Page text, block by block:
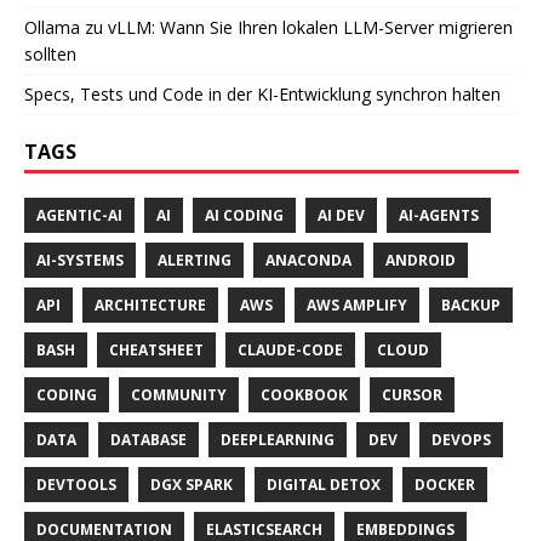
Ollama zu vLLM: Wann Sie Ihren lokalen LLM-Server migrieren
sollten
Specs, Tests und Code in der KI-Entwicklung synchron halten
TAGS
AGENTIC-AI AI AI CODING AI DEV AI-AGENTS
AI-SYSTEMS ALERTING ANACONDA ANDROID
API ARCHITECTURE AWS AWS AMPLIFY BACKUP
BASH CHEATSHEET CLAUDE-CODE CLOUD
CODING COMMUNITY COOKBOOK CURSOR
DATA DATABASE DEEPLEARNING DEV DEVOPS
DEVTOOLS DGX SPARK DIGITAL DETOX DOCKER
DOCUMENTATION ELASTICSEARCH EMBEDDINGS